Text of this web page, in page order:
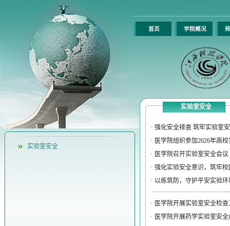
首页 学院概况
实验室安全
实验室安全
· 强化安全排查 筑牢实验室
· 医学院组织参加2026年高
· 医学院召开实验室安全会议
· 强化实验安全意识，筑牢
· 以练筑防，守护平安实验
· 医学院开展实验室安全检查
· 医学院开展药学实验室安